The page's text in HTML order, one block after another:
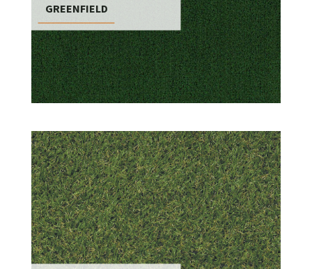
GREENFIELD